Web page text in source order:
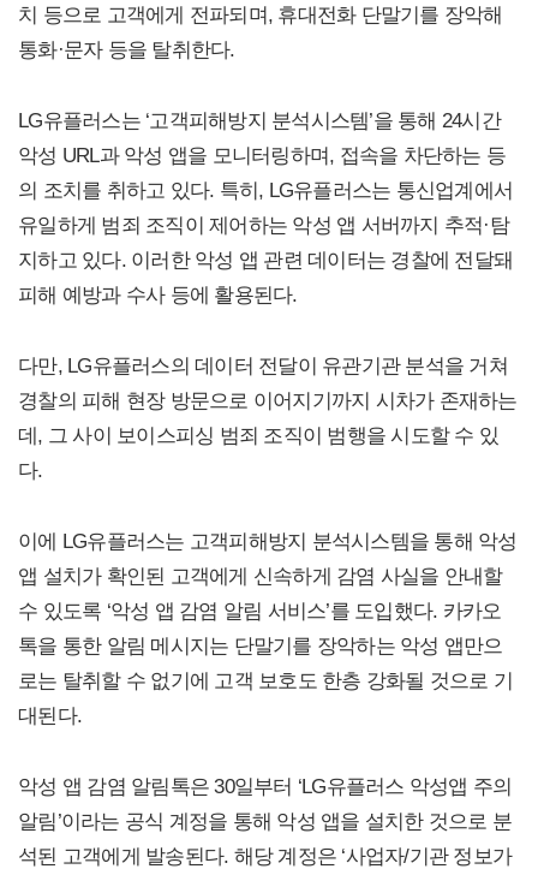
치 등으로 고객에게 전파되며, 휴대전화 단말기를 장악해
통화·문자 등을 탈취한다.
LG유플러스는 ‘고객피해방지 분석시스템’을 통해 24시간
악성 URL과 악성 앱을 모니터링하며, 접속을 차단하는 등
의 조치를 취하고 있다. 특히, LG유플러스는 통신업계에서
유일하게 범죄 조직이 제어하는 악성 앱 서버까지 추적·탐
지하고 있다. 이러한 악성 앱 관련 데이터는 경찰에 전달돼
피해 예방과 수사 등에 활용된다.
다만, LG유플러스의 데이터 전달이 유관기관 분석을 거쳐
경찰의 피해 현장 방문으로 이어지기까지 시차가 존재하는
데, 그 사이 보이스피싱 범죄 조직이 범행을 시도할 수 있
다.
이에 LG유플러스는 고객피해방지 분석시스템을 통해 악성
앱 설치가 확인된 고객에게 신속하게 감염 사실을 안내할
수 있도록 ‘악성 앱 감염 알림 서비스’를 도입했다. 카카오
톡을 통한 알림 메시지는 단말기를 장악하는 악성 앱만으
로는 탈취할 수 없기에 고객 보호도 한층 강화될 것으로 기
대된다.
악성 앱 감염 알림톡은 30일부터 ‘LG유플러스 악성앱 주의
알림’이라는 공식 계정을 통해 악성 앱을 설치한 것으로 분
석된 고객에게 발송된다. 해당 계정은 ‘사업자/기관 정보가